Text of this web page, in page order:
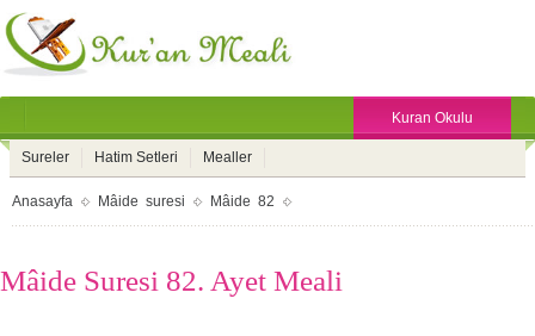
Kuran Okulu
Sureler Hatim Setleri Mealler
Anasayfa Mâide suresi Mâide 82
Mâide Suresi 82. Ayet Meali